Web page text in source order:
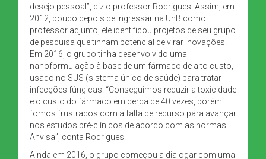
desejo pessoal”, diz o professor Rodrigues. Assim, em
2012, pouco depois de ingressar na UnB como
professor adjunto, ele identificou projetos de seu grupo
de pesquisa que tinham potencial de virar inovações.
Em 2016, o grupo tinha desenvolvido uma
nanoformulação à base de um fármaco de alto custo,
usado no SUS (sistema único de saúde) para tratar
infecções fúngicas. “Conseguimos reduzir a toxicidade
e o custo do fármaco em cerca de 40 vezes, porém
fomos frustrados com a falta de recurso para avançar
nos estudos pré-clínicos de acordo com as normas
Anvisa”, conta Rodrigues.
Ainda em 2016, o grupo começou a dialogar com uma